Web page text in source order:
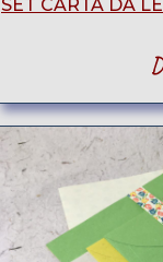
SET CARTA DA